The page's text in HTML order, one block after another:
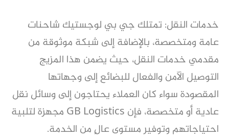
خدمات النقل: تمتلك جي بي لوجستيك شاحنات
عامة ومتخصصة، بالإضافة إلى شبكة موثوقة من
مقدمي خدمات النقل، حيث يضمن هذا المزيج
التوصيل الآمن والفعال للبضائع إلى وجهاتها
المقصودة سواء كان العملاء يحتاجون إلى وسائل نقل
عادية أو متخصصة، فإن GB Logistics مجهزة لتلبية
احتياجاتهم وتوفير مستوى عالٍ من الخدمة.